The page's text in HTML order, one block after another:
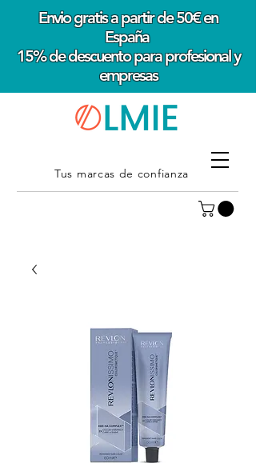
Envio gratis a partir de 50€ en
España
15% de descuento para profesional y
empresas
Tus marcas de confianza